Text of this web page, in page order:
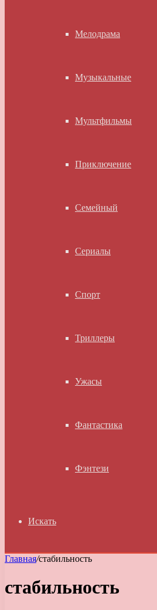
Мелодрама
Музыкальные
Мультфильмы
Приключение
Семейный
Сериалы
Спорт
Триллеры
Ужасы
Фантастика
Фэнтези
Искать
Главная/стабильность
стабильность